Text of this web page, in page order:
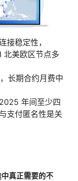
接稳定性，
美欧区节点多
长期合约月费中
年间至少四
支付匿名性是关
真正需要的不